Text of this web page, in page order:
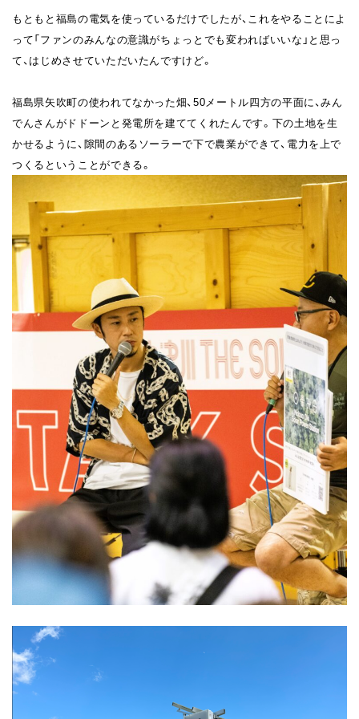
もともと福島の電気を使っているだけでしたが、これをやることによ
って「ファンのみんなの意識がちょっとでも変わればいいな」と思っ
て、はじめさせていただいたんですけど。
福島県矢吹町の使われてなかった畑、50メートル四方の平面に、みん
でんさんがドドーンと発電所を建ててくれたんです。下の土地を生
かせるように、隙間のあるソーラーで下で農業ができて、電力を上で
つくるということができる。